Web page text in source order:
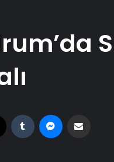
Tumblr